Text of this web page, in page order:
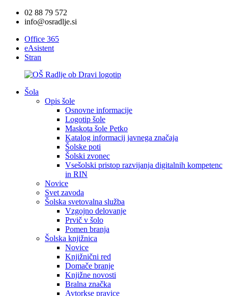
02 88 79 572
info@osradlje.si
Office 365
eAsistent
Stran
Šola
Opis šole
Osnovne informacije
Logotip šole
Maskota šole Petko
Katalog informacij javnega značaja
Šolske poti
Šolski zvonec
Vsešolski pristop razvijanja digitalnih kompetenc
in RIN
Novice
Svet zavoda
Šolska svetovalna služba
Vzgojno delovanje
Prvič v šolo
Pomen branja
Šolska knjižnica
Novice
Knjižnični red
Domače branje
Knjižne novosti
Bralna značka
Avtorkse pravice